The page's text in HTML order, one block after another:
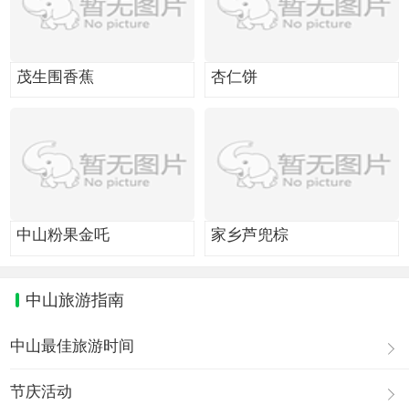
茂生围香蕉 杏仁饼
中山粉果金吒 家乡芦兜棕
中山旅游指南
中山最佳旅游时间
节庆活动